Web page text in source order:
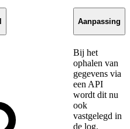
Aanpassing
Bij het
ophalen van
gegevens via
een API
wordt dit nu
ook
vastgelegd in
de log.